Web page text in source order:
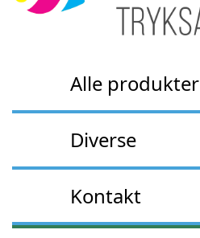
Alle produkter
Diverse
Kontakt